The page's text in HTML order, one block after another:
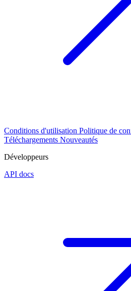
Conditions d'utilisation Politique de
Téléchargements Nouveautés
Développeurs
API docs